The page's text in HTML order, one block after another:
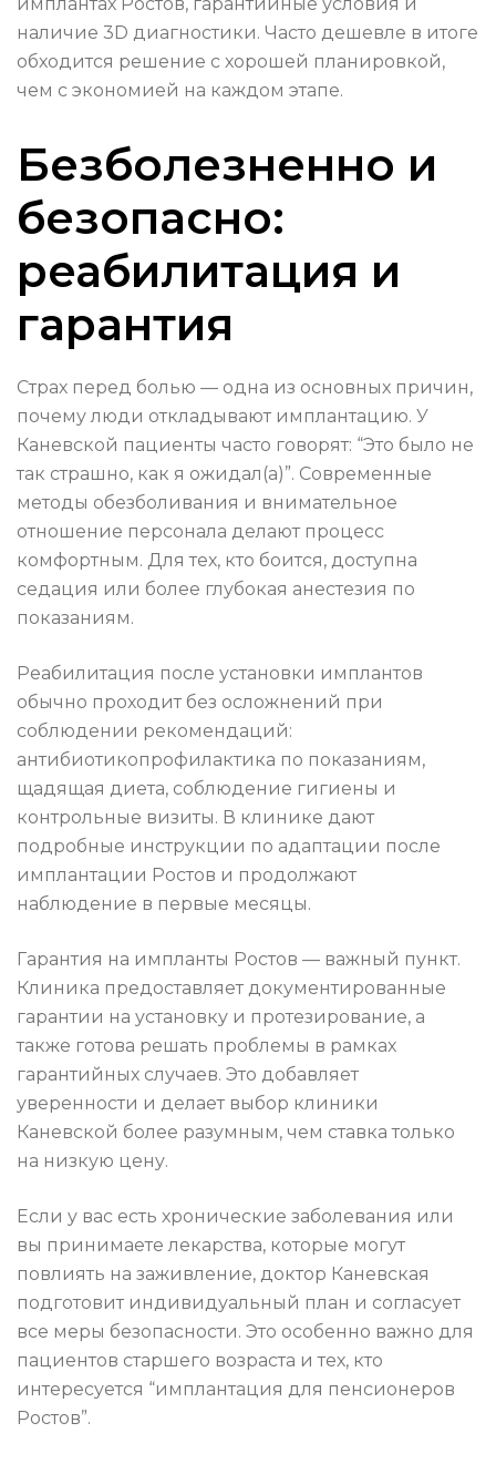
наличие 3D диагностики. Часто дешевле в итоге
обходится решение с хорошей планировкой,
чем с экономией на каждом этапе.
Безболезненно и
безопасно:
реабилитация и
гарантия
Страх перед болью — одна из основных причин,
почему люди откладывают имплантацию. У
Каневской пациенты часто говорят: “Это было не
так страшно, как я ожидал(а)”. Современные
методы обезболивания и внимательное
отношение персонала делают процесс
комфортным. Для тех, кто боится, доступна
седация или более глубокая анестезия по
показаниям.
Реабилитация после установки имплантов
обычно проходит без осложнений при
соблюдении рекомендаций:
антибиотикопрофилактика по показаниям,
щадящая диета, соблюдение гигиены и
контрольные визиты. В клинике дают
подробные инструкции по адаптации после
имплантации Ростов и продолжают
наблюдение в первые месяцы.
Гарантия на импланты Ростов — важный пункт.
Клиника предоставляет документированные
гарантии на установку и протезирование, а
также готова решать проблемы в рамках
гарантийных случаев. Это добавляет
уверенности и делает выбор клиники
Каневской более разумным, чем ставка только
на низкую цену.
Если у вас есть хронические заболевания или
вы принимаете лекарства, которые могут
повлиять на заживление, доктор Каневская
подготовит индивидуальный план и согласует
все меры безопасности. Это особенно важно для
пациентов старшего возраста и тех, кто
интересуется “имплантация для пенсионеров
Ростов”.